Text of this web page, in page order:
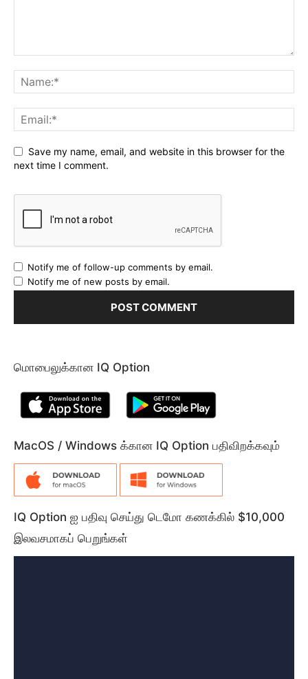
Save my name, email, and website in this browser for the
next time I comment.
Notify me of follow-up comments by email.
Notify me of new posts by email.
மொபைலுக்கான IQ Option
MacOS / Windows க்கான IQ Option பதிவிறக்கவும்
IQ Option ஐ பதிவு செய்து டெமோ கணக்கில் $10,000
இலவசமாகப் பெறுங்கள்